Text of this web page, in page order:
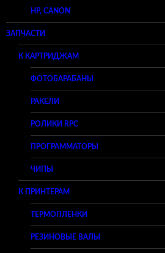
HP, CANON
ЗАПЧАСТИ
К КАРТРИДЖАМ
ФОТОБАРАБАНЫ
РАКЕЛИ
РОЛИКИ RPC
ПРОГРАММАТОРЫ
ЧИПЫ
К ПРИНТЕРАМ
ТЕРМОПЛЕНКИ
РЕЗИНОВЫЕ ВАЛЫ